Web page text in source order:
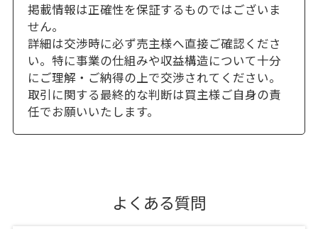
掲載情報は正確性を保証するものではございま
せん。
詳細は交渉時に必ず売主様へ直接ご確認くださ
い。特に事業の仕組みや収益構造について十分
にご理解・ご納得の上で交渉されてください。
取引に関する最終的な判断は買主様ご自身の責
任でお願いいたします。
よくある質問